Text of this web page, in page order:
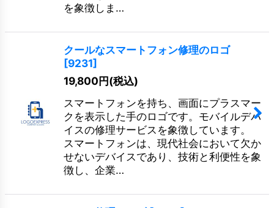
を象徴しま…
クールなスマートフォン修理のロゴ
[9231]
19,800円(税込)
スマートフォンを持ち、画面にプラスマー
クを表示した手のロゴです。モバイルデバ
イスの修理サービスを象徴しています。
スマートフォンは、現代社会において欠か
せないデバイスであり、技術と利便性を象
徴し、企業…